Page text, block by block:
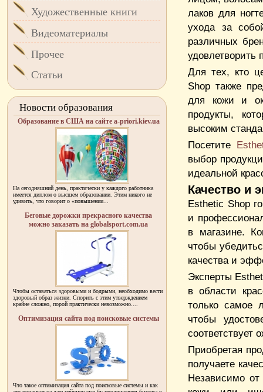
лаков для
ухода за
различных
удовлетворить
Для тех, кто
Shop также
для кожи и
продукты,
высоким
Посетите
выбор
идеальной
Качество и
Esthetic Shop
и
в магазине.
чтобы
качества и
Эксперты
в области
только самое
чтобы
соответствует
Приобретая
получаете
Независимо
Художественные книги
Видеоматериалы
Прочее
Статьи
Новости образования
Образование в США на сайте a-priori.kiev.ua
На сегодняшний день, практически у каждого работника
имеется диплом о высшем образовании. Этим никого не
удивить, что говорит о «повышении...
Беговые дорожки прекрасного качества
можно заказать на globalsport.com.ua
Чтобы оставаться здоровыми и бодрыми, необходимо вести
здоровый образ жизни. Спорить с этим утверждением
крайне сложно, порой практически невозможно....
Оптимизация сайта под поисковые системы
Что такое оптимизация сайта под поисковые системы и как